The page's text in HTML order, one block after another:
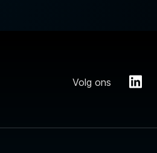
Volg ons